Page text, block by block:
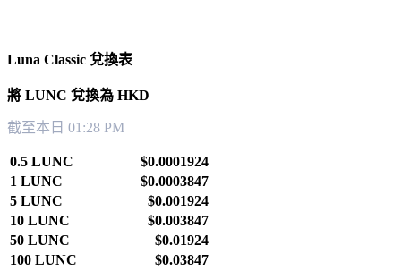
Luna Classic 兌換表
將 LUNC 兌換為 HKD
截至本日 01:28 PM
0.5 LUNC
$0.0001924
1 LUNC
$0.0003847
5 LUNC
$0.001924
10 LUNC
$0.003847
50 LUNC
$0.01924
100 LUNC
$0.03847